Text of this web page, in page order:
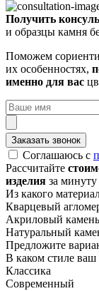
Получить
и образцы камня
Поможем
их особенностях,
именно для вас
Заказать звонок
Соглашаюсь с
Рассчитайте
изделия за минуту
Из какого
Кварцевый
Акриловый камень
Натуральный
Предложите
В каком стиле ваш
Классика
Современный